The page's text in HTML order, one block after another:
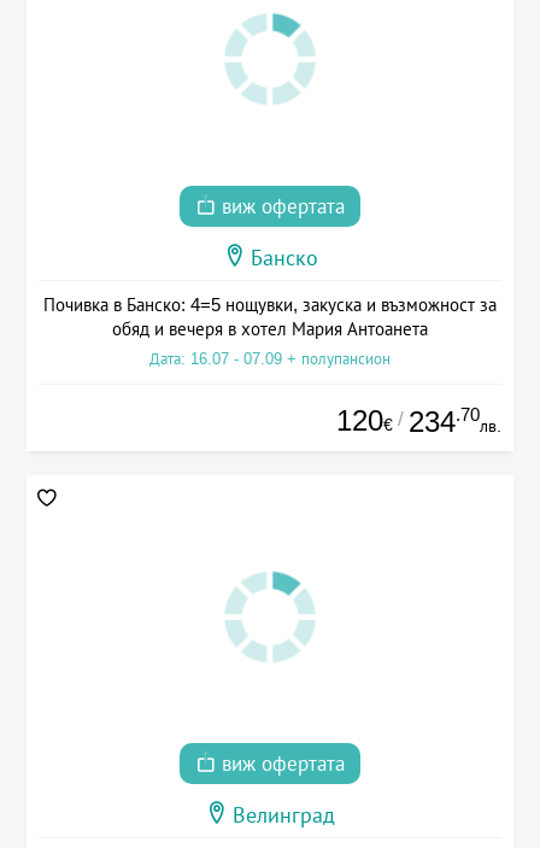
виж офертата
Банско
Почивка в Банско: 4=5 нощувки, закуска и възможност за
обяд и вечеря в хотел Мария Антоанета
Дата: 16.07 - 07.09 + полупансион
120€ / 234.70
лв.
виж офертата
Велинград